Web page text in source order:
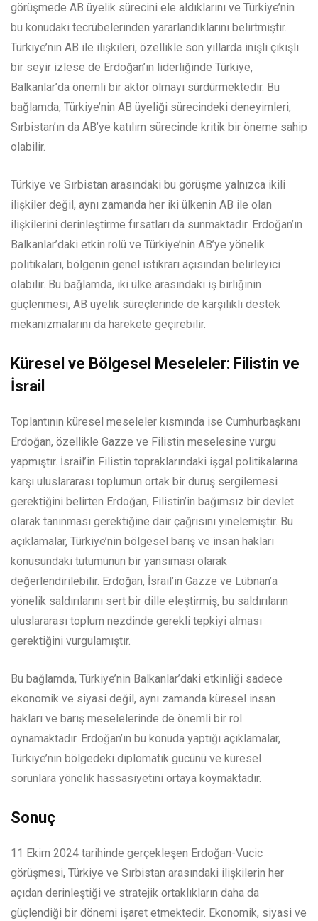
görüşmede AB üyelik sürecini ele aldıklarını ve Türkiye’nin
bu konudaki tecrübelerinden yararlandıklarını belirtmiştir.
Türkiye’nin AB ile ilişkileri, özellikle son yıllarda inişli çıkışlı
bir seyir izlese de Erdoğan’ın liderliğinde Türkiye,
Balkanlar’da önemli bir aktör olmayı sürdürmektedir. Bu
bağlamda, Türkiye’nin AB üyeliği sürecindeki deneyimleri,
Sırbistan’ın da AB’ye katılım sürecinde kritik bir öneme sahip
olabilir.
Türkiye ve Sırbistan arasındaki bu görüşme yalnızca ikili
ilişkiler değil, aynı zamanda her iki ülkenin AB ile olan
ilişkilerini derinleştirme fırsatları da sunmaktadır. Erdoğan’ın
Balkanlar’daki etkin rolü ve Türkiye’nin AB’ye yönelik
politikaları, bölgenin genel istikrarı açısından belirleyici
olabilir. Bu bağlamda, iki ülke arasındaki iş birliğinin
güçlenmesi, AB üyelik süreçlerinde de karşılıklı destek
mekanizmalarını da harekete geçirebilir.
Küresel ve Bölgesel Meseleler: Filistin ve
İsrail
Toplantının küresel meseleler kısmında ise Cumhurbaşkanı
Erdoğan, özellikle Gazze ve Filistin meselesine vurgu
yapmıştır. İsrail’in Filistin topraklarındaki işgal politikalarına
karşı uluslararası toplumun ortak bir duruş sergilemesi
gerektiğini belirten Erdoğan, Filistin’in bağımsız bir devlet
olarak tanınması gerektiğine dair çağrısını yinelemiştir. Bu
açıklamalar, Türkiye’nin bölgesel barış ve insan hakları
konusundaki tutumunun bir yansıması olarak
değerlendirilebilir. Erdoğan, İsrail’in Gazze ve Lübnan’a
yönelik saldırılarını sert bir dille eleştirmiş, bu saldırıların
uluslararası toplum nezdinde gerekli tepkiyi alması
gerektiğini vurgulamıştır.
Bu bağlamda, Türkiye’nin Balkanlar’daki etkinliği sadece
ekonomik ve siyasi değil, aynı zamanda küresel insan
hakları ve barış meselelerinde de önemli bir rol
oynamaktadır. Erdoğan’ın bu konuda yaptığı açıklamalar,
Türkiye’nin bölgedeki diplomatik gücünü ve küresel
sorunlara yönelik hassasiyetini ortaya koymaktadır.
Sonuç
11 Ekim 2024 tarihinde gerçekleşen Erdoğan-Vucic
görüşmesi, Türkiye ve Sırbistan arasındaki ilişkilerin her
açıdan derinleştiği ve stratejik ortaklıkların daha da
güçlendiği bir dönemi işaret etmektedir. Ekonomik, siyasi ve